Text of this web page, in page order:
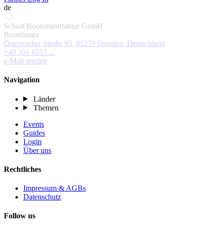
de
Schaaf Bootsmanufaktur GmbH
Bootsbauer
Österreicher Straße 95, 01279 Dresden, Deutschland
+49 351 6557 ...
e-Mail senden
Navigation
Länder
Themen
Events
Guides
Login
Über uns
Rechtliches
Impressum & AGBs
Datenschutz
Follow us